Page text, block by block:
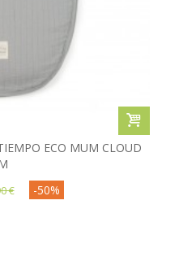
ECO MUM CLOUD
€ -50%